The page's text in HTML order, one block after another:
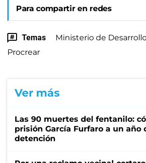
Para compartir en redes
Temas
Ministerio de
Procrear
Ver más
Las 90 muertes del fentanilo:
prisión García Furfaro a un año
detención